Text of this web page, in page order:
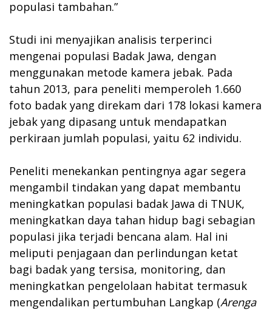
populasi tambahan.”
Studi ini menyajikan analisis terperinci
mengenai populasi Badak Jawa, dengan
menggunakan metode kamera jebak. Pada
tahun 2013, para peneliti memperoleh 1.660
foto badak yang direkam dari 178 lokasi kamera
jebak yang dipasang untuk mendapatkan
perkiraan jumlah populasi, yaitu 62 individu.
Peneliti menekankan pentingnya agar segera
mengambil tindakan yang dapat membantu
meningkatkan populasi badak Jawa di TNUK,
meningkatkan daya tahan hidup bagi sebagian
populasi jika terjadi bencana alam. Hal ini
meliputi penjagaan dan perlindungan ketat
bagi badak yang tersisa, monitoring, dan
meningkatkan pengelolaan habitat termasuk
mengendalikan pertumbuhan Langkap (Arenga